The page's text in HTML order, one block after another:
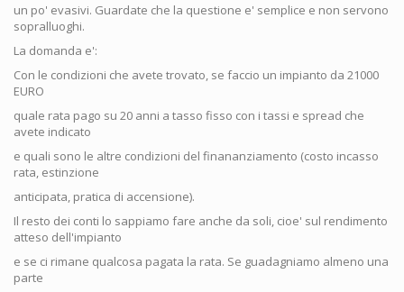
un po' evasivi. Guardate che la questione e' semplice e non servono
sopralluoghi.
La domanda e':
Con le condizioni che avete trovato, se faccio un impianto da 21000
EURO
quale rata pago su 20 anni a tasso fisso con i tassi e spread che
avete indicato
e quali sono le altre condizioni del finananziamento (costo incasso
rata, estinzione
anticipata, pratica di accensione).
Il resto dei conti lo sappiamo fare anche da soli, cioe' sul rendimento
atteso dell'impianto
e se ci rimane qualcosa pagata la rata. Se guadagniamo almeno una
parte